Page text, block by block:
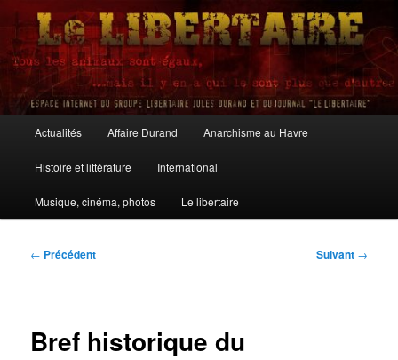
Aller
contenu
principalLe Libertaire
principal
Actualités Affaire Durand Anarchisme au Havre
Histoire et littérature International
Musique, cinéma, photos Le libertaire
Navigation
← Précédent Suivant →
Bref historique du